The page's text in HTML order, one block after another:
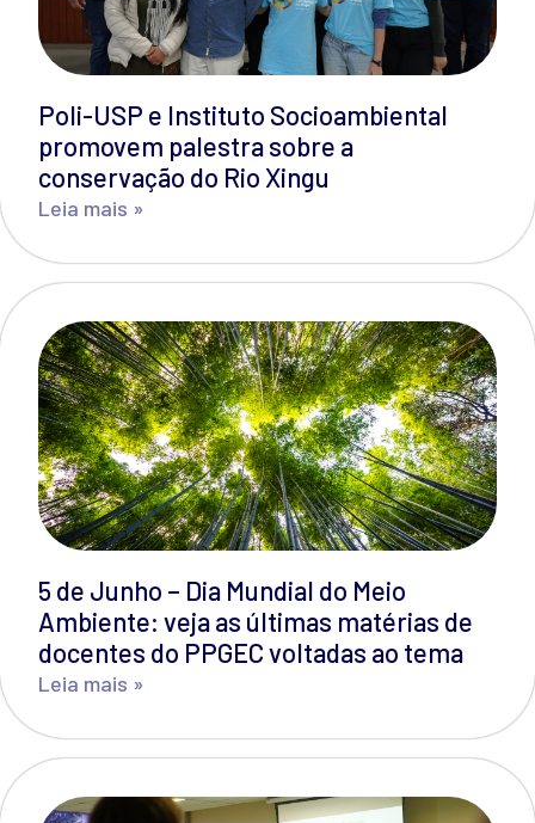
Poli-USP e Instituto Socioambiental
promovem palestra sobre a
conservação do Rio Xingu
Leia mais »
5 de Junho – Dia Mundial do Meio
Ambiente: veja as últimas matérias de
docentes do PPGEC voltadas ao tema
Leia mais »